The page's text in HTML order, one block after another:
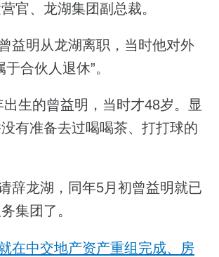
官、龙湖集团副总裁。
益明从龙湖离职，当时他对外
合伙人退休”。
生的曾益明，当时才48岁。显
有准备去过喝喝茶、打打球的
辞龙湖，同年5月初曾益明就已
集团了。
在中交地产资产重组完成、房